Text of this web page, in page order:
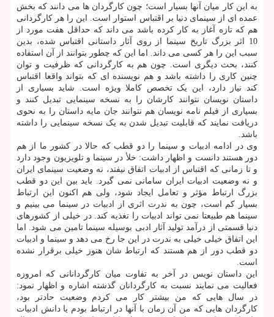
به این کار میان آنها بسیار است؛ چون کارگردان ها می دانند که بخش
عمده ای از سینمای دنیا بر اقتباس استوار است. این را هر کارگردانی
هم که تازه آغاز به کار کرده باشد می داند که حداقل هفت مورد از
10 اثر بزرگ تاریخ سینما از روی آثار داستانی اقتباس شده، بدین
سبب این را هر کسی می داند. اما این که چطور بتوانند از آن استفاده
کنند، بحث دیگری است. چون هم به کارگردانی که ظرفیت و توان
چنین کاری را داشته باشد و هم نویسنده ای که بتواند واقعا اقتباس
کند نیاز دارد، این یک تخصص کاملا ویژه است. شاید بسیاری از
داستان نویسان نتوانند کارشان را به نسخه سینمایی تبدیل کنند و
بسیاری از فیلم نامه نویسان هم نتوانند جان مایه داستان را به نحوی
دریافت نمایند که قابلیت تبدیل شدن به یک نسخه سینمایی را داشته
باشد.
وی در ادامه ادبیات و سینما را دو قطب که حالا در کشور ما از هم
دور هستند دانست و اظهار داشت: خلأ در سینما و تلویزیون وجود دارد
و تا زمانی که اقتباس از ادبیات اتفاق نیفتد، نه وضعیت سینمای ایران
و نه وضعیت ادبیات ایران سامانی نمی گیرد. باید بین این دو قطب
بزرگ ارتباط مؤثر و تعامل ایجاد شود، ولی هم اکنون این ارتباط
بسیار کم است، چون به ندرت اثری از ادبیات در سینما می بینیم و
سینما هم طبیعتا نمی تواند ادبیات را تغذیه کند. در خیلی از کشورهای
دنیا قسمتی از درآمد تولید آثار ادبی بوسیله سینما تامین می شود. اما
این اتفاق خیلی خیلی به ندرت در این جا رخ می دهد و سینما و ادبیات
دو قطب دور از هم هستند که ارتباط شان هنوز خیلی برقرار نشده
است.
این داستان نویس در آخر به تفاوت میان کارگردانانی که امروزه
فعالیت می نمایند نسبت به کارگردانان گذشته اشاره و اظهار نمود:
در سال هایی که من بیشتر کار می کردم وضعیت حادتر بود،
کارگردان هایی که من آن زمان با آنها در ارتباط بودم یا دانش ادبیات